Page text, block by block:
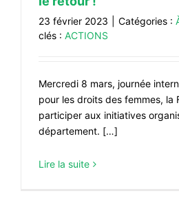
23 février 2023 Catégories :
clés : ACTIONS
Mercredi 8 mars, journée
pour les droits des femmes, la
participer aux initiatives
département. […]
Lire la suite